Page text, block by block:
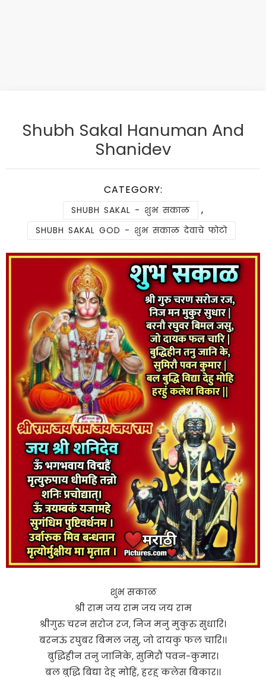
Shubh Sakal Hanuman And
Shanidev
CATEGORY:
SHUBH SAKAL - शुभ सकाळ ,
SHUBH SAKAL GOD - शुभ सकाळ देवाचे फोटो
शुभ सकाळ
श्री राम जय राम जय जय राम
श्रीगुरु चरन सरोज रज, निज मनु मुकुरु सुधारि।
बरनऊं रघुबर बिमल जसु, जो दायकु फल चारि।।
बुद्धिहीन तनु जानिके, सुमिरौं पवन-कुमार।
बल बुद्धि बिद्या देहु मोहिं, हरहु कलेस बिकार।।